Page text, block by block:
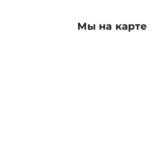
Мы на карте